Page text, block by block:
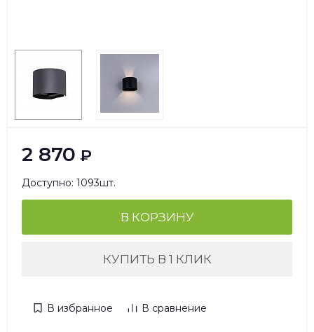
2 870 ₽
Доступно: 1093шт.
В КОРЗИНУ
КУПИТЬ В 1 КЛИК
В избранное В сравнение